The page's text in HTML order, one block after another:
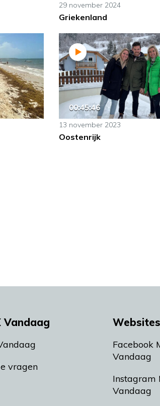
29 november 2024
Griekenland
00:45:46
13 november 2023
Oostenrijk
Vandaag
vragen
Facebook
Vandaag
Instagram
Vandaag